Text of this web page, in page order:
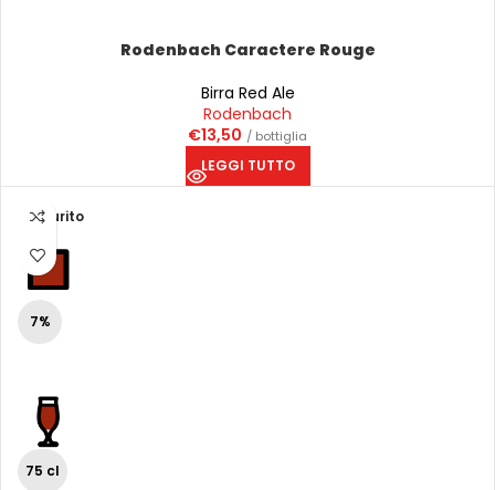
Rodenbach Caractere Rouge
Birra Red Ale
Rodenbach
€13,50 / bottiglia
LEGGI TUTTO
Esaurito
7%
75 cl